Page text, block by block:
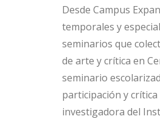
Desde Campus
temporales y
seminarios que
de arte y crítica en
seminario
participación y
investigadora del